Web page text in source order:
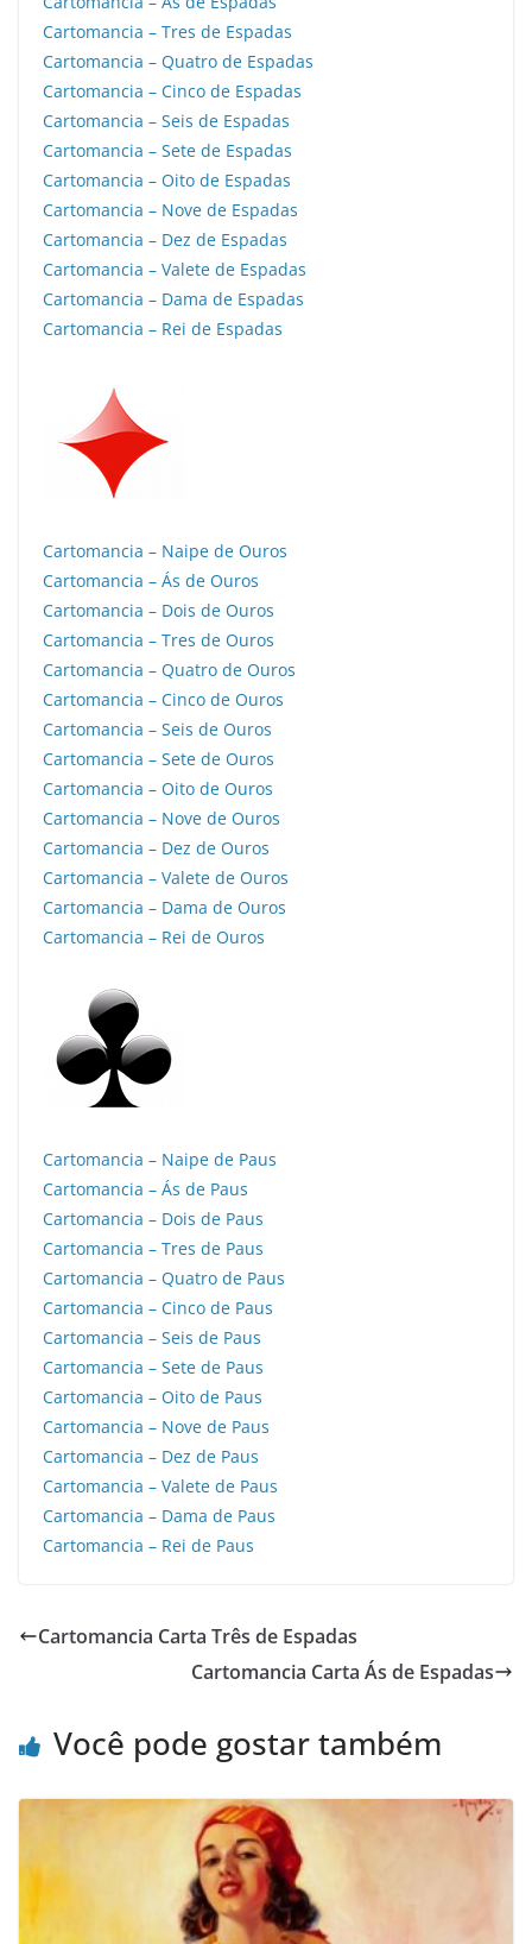
Cartomancia – Tres de Espadas
Cartomancia – Quatro de Espadas
Cartomancia – Cinco de Espadas
Cartomancia – Seis de Espadas
Cartomancia – Sete de Espadas
Cartomancia – Oito de Espadas
Cartomancia – Nove de Espadas
Cartomancia – Dez de Espadas
Cartomancia – Valete de Espadas
Cartomancia – Dama de Espadas
Cartomancia – Rei de Espadas
Cartomancia – Naipe de Ouros
Cartomancia – Ás de Ouros
Cartomancia – Dois de Ouros
Cartomancia – Tres de Ouros
Cartomancia – Quatro de Ouros
Cartomancia – Cinco de Ouros
Cartomancia – Seis de Ouros
Cartomancia – Sete de Ouros
Cartomancia – Oito de Ouros
Cartomancia – Nove de Ouros
Cartomancia – Dez de Ouros
Cartomancia – Valete de Ouros
Cartomancia – Dama de Ouros
Cartomancia – Rei de Ouros
Cartomancia – Naipe de Paus
Cartomancia – Ás de Paus
Cartomancia – Dois de Paus
Cartomancia – Tres de Paus
Cartomancia – Quatro de Paus
Cartomancia – Cinco de Paus
Cartomancia – Seis de Paus
Cartomancia – Sete de Paus
Cartomancia – Oito de Paus
Cartomancia – Nove de Paus
Cartomancia – Dez de Paus
Cartomancia – Valete de Paus
Cartomancia – Dama de Paus
Cartomancia – Rei de Paus
Cartomancia Carta Três de Espadas
Cartomancia Carta Ás de Espadas
Você pode gostar também